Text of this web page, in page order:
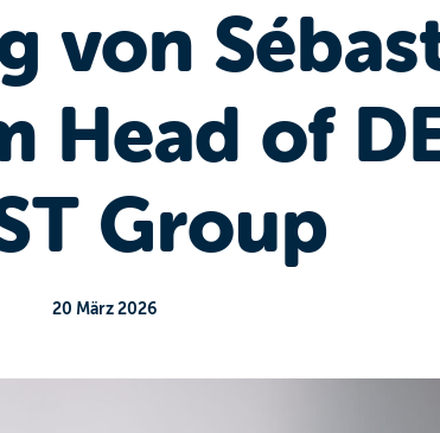
von
Head of
Group
20 März 2026